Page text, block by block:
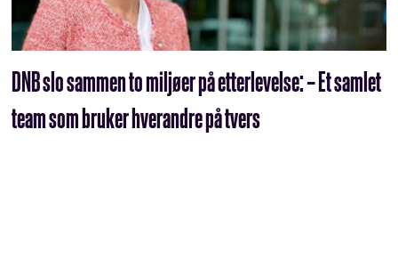
DNB slo sammen to miljøer på etterlevelse: – Et samlet
team som bruker hverandre på tvers